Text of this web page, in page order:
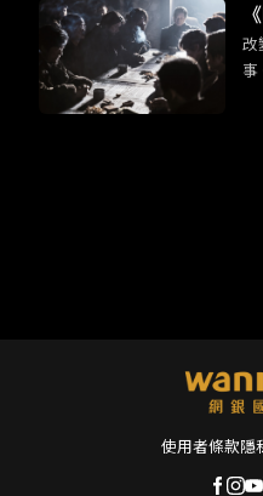
水
聖
改
事
使用者條款隱